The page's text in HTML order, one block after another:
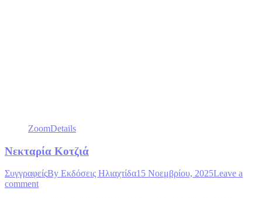
ZoomDetails
Νεκταρία Κοτζιά
ΣυγγραφείςBy Εκδόσεις Ηλιαχτίδα15 Νοεμβρίου, 2025Leave a
comment